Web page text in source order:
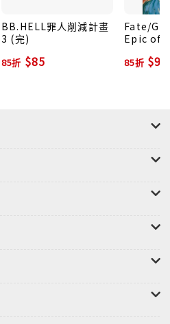
BB.HELL罪人削減計畫
3 (完)
85折 $85
Fate/
Epic of
界 屍山
85折 $93